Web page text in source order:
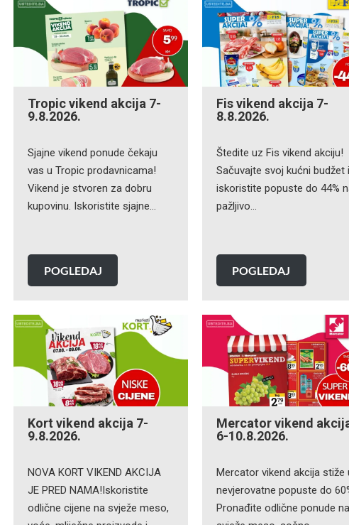
Tropic vikend akcija 7-
9.8.2026.
Sjajne vikend ponude čekaju
vas u Tropic prodavnicama!
Vikend je stvoren za dobru
kupovinu. Iskoristite sjajne…
POGLEDAJ
Fis vikend akcija 7-
8.8.2026.
Štedite uz Fis vikend akciju!
Sačuvajte svoj kućni budžet
iskoristite popuste do 44%
pažljivo…
POGLEDAJ
Kort vikend akcija 7-
9.8.2026.
NOVA KORT VIKEND AKCIJA
JE PRED NAMA!Iskoristite
odlične cijene na svježe meso,
Mercator vikend
6-10.8.2026.
Mercator vikend akcija stiže
nevjerovatne popuste do
Pronađite odlične ponude